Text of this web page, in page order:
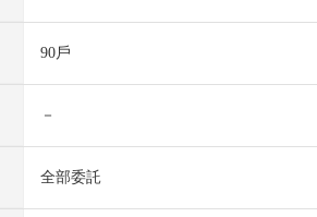
90戶
－
全部委託